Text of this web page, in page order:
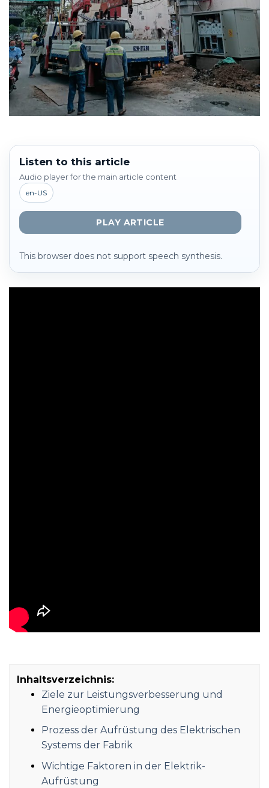
Listen to this article
Audio player for the main article content
en-US
PLAY ARTICLE
This browser does not support speech synthesis.
Inhaltsverzeichnis:
Ziele zur Leistungsverbesserung und
Energieoptimierung
Prozess der Aufrüstung des Elektrischen
Systems der Fabrik
Wichtige Faktoren in der Elektrik-
Aufrüstung